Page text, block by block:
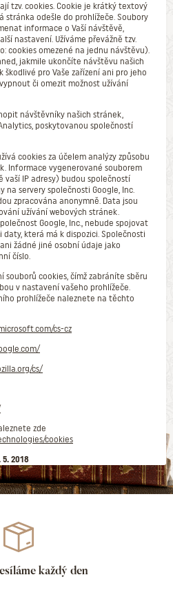
tzv. cookies. Cookie je krátký textový
stránka odešle do prohlížeče. Soubory
informace o Vaší návštěvě,
nastavení. Užíváme převážně tzv.
cookies omezené na jednu návštěvu).
jakmile ukončíte návštěvu našich
pro Vaše zařízení ani pro jeho
či omezit možnost užívání
návštěvníky našich stránek,
poskytovanou společností
cookies za účelem analýzy způsobu
Informace vygenerované souborem
IP adresy) budou společností
na servery společnosti Google, Inc.
zpracována anonymně. Data jsou
užívání webových stránek.
Google, Inc., nebude spojovat
daty, která má k dispozici. Společnosti
žádné jiné osobní údaje jako
číslo.
souborů cookies, čímž zabráníte sběru
v nastavení vašeho prohlížeče.
prohlížeče naleznete na těchto
cs-cz
cs/
zde
cookies
5. 2018
každý den